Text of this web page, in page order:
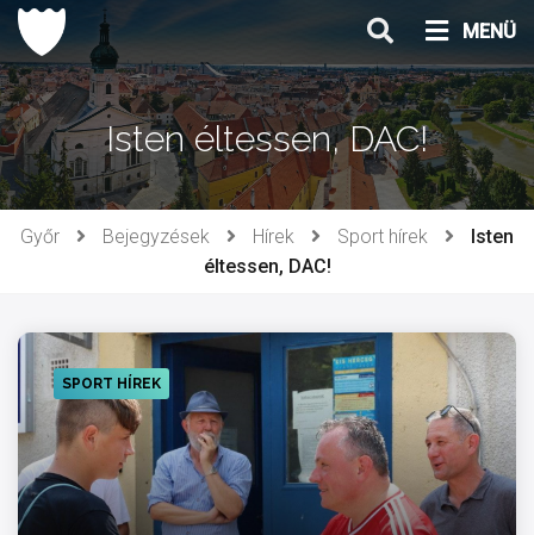
Ugrás
tartalomhoz
MENÜ
Isten éltessen, DAC!
Győr Bejegyzések Hírek Sport hírek
Isten
éltessen, DAC!
SPORT HÍREK